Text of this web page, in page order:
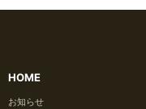
HOME
お知らせ